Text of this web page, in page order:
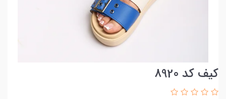
کیف کد 8920